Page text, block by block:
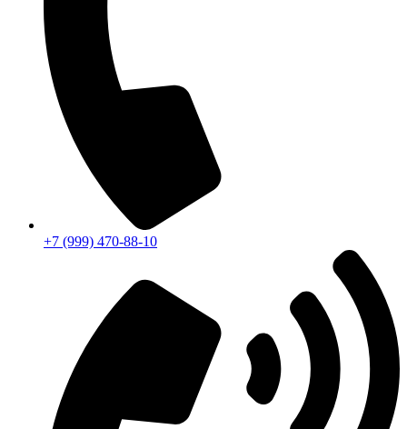
+7 (999) 470-88-10